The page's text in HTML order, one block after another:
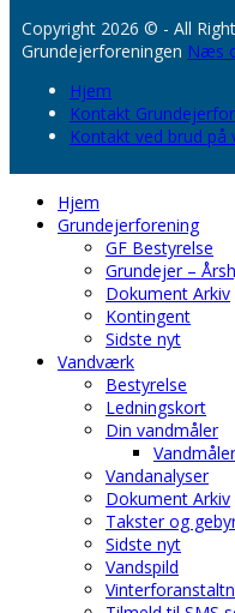
Copyright 2026 © - All
Grundejerforeningen Næs
Hjem
Kontakt
Kontakt ved brud på
Hjem
Grundejerforening
GF Bestyrelse
Grundejer –
Dokument Arkiv
Kontingent
Sidste nyt
Vandværk
Bestyrelse
Ledningskort
Din vandmåler
Vandanalyser
Dokument Arkiv
Takster og
Sidste nyt
Vandspild